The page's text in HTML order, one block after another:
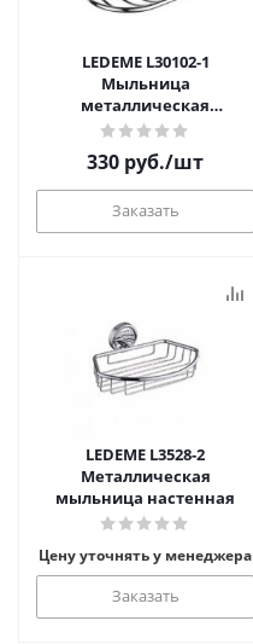
LEDEME L30102-1
Мыльница
металлическая
настенная (решетка)
330 руб./шт
Заказать
LEDEME L3528-2
Металлическая
мыльница настенная
Цену уточнять у менеджера
Заказать